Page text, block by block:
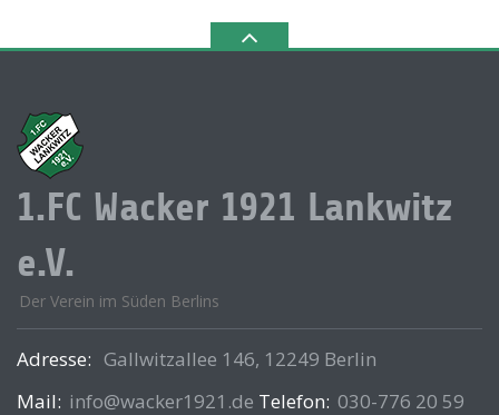
1.FC Wacker 1921 Lankwitz
e.V.
Der Verein im Süden Berlins
Adresse: Gallwitzallee 146, 12249 Berlin
Mail: info@wacker1921.de Telefon: 030-776 20 59